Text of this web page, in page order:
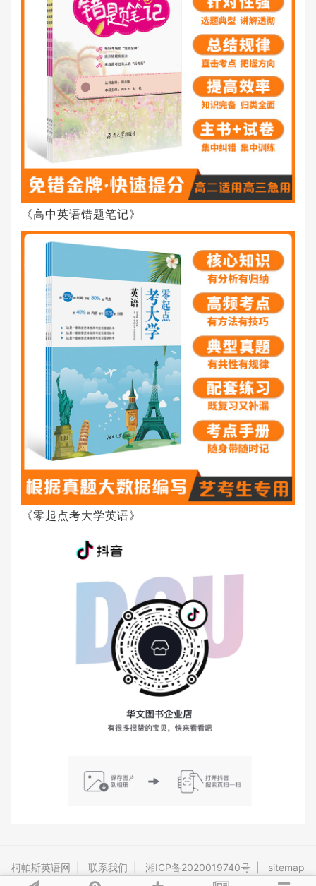
《高中英语错题笔记》
《零起点考大学英语》
柯帕斯英语网 联系我们 湘ICP备2020019740号 sitemap